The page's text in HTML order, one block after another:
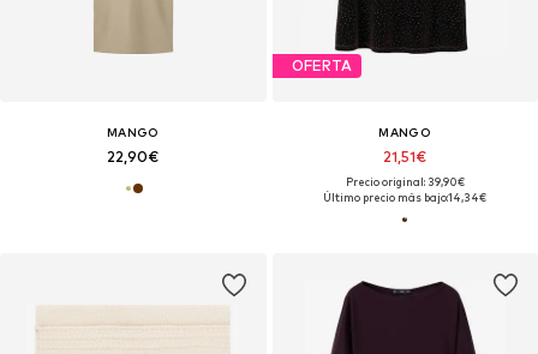
MANGO
22,90€
OFERTA
MANGO
21,51€
Precio original: 39,90€
Último precio más bajo:14,34€